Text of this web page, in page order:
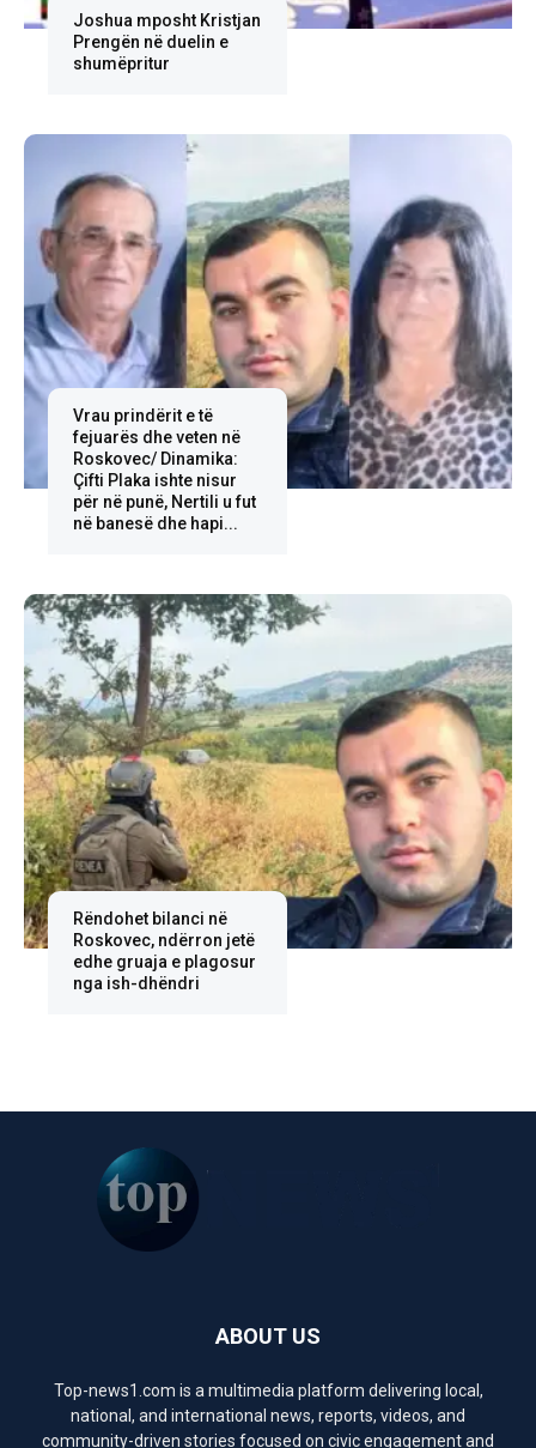
Joshua mposht Kristjan
Prengën në duelin e
shumëpritur
Vrau prindërit e të
fejuarës dhe veten në
Roskovec/ Dinamika:
Çifti Plaka ishte nisur
për në punë, Nertili u fut
në banesë dhe hapi...
Rëndohet bilanci në
Roskovec, ndërron jetë
edhe gruaja e plagosur
nga ish-dhëndri
ABOUT US
Top-news1.com is a multimedia platform delivering local,
national, and international news, reports, videos, and
community-driven stories focused on civic engagement and